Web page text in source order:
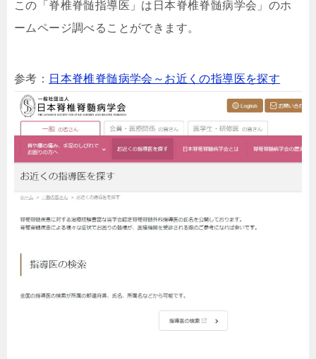
この「脊椎脊髄指導医」は日本脊椎脊髄病学会」のホ
ームページ調べることができます。
参考： 日本脊椎脊髄病学会～お近くの指導医を探す